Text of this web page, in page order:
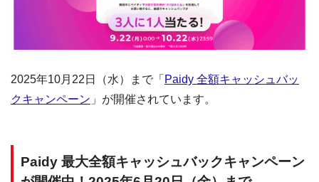
2025年10月22日（水）まで「 Paidy 全額キャッシュバッ
クキャンペーン 」が開催されています。
Paidy 最大全額キャッシュバックキャンペーン